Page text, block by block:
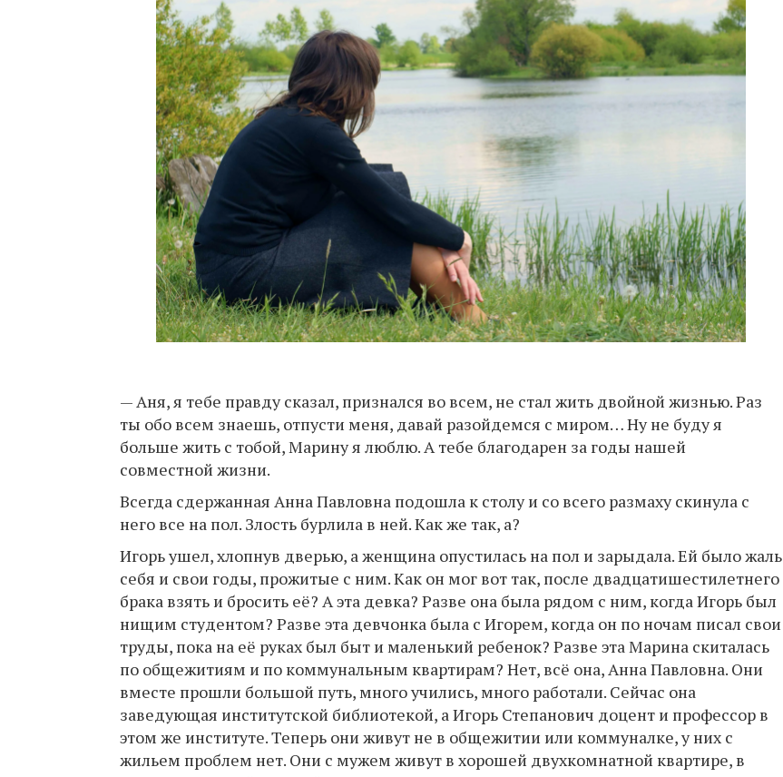
— Аня, я тебе правду сказал, признался во всем, не стал жить двойной жизнью. Раз
ты обо всем знаешь, отпусти меня, давай разойдемся с миром… Ну не буду я
больше жить с тобой, Марину я люблю. А тебе благодарен за годы нашей
совместной жизни.
Всегда сдержанная Анна Павловна подошла к столу и со всего размаху скинула с
него все на пол. Злость бурлила в ней. Как же так, а?
Игорь ушел, хлопнув дверью, а женщина опустилась на пол и зарыдала. Ей было жаль
себя и свои годы, прожитые с ним. Как он мог вот так, после двадцатишестилетнего
брака взять и бросить её? А эта девка? Разве она была рядом с ним, когда Игорь был
нищим студентом? Разве эта девчонка была с Игорем, когда он по ночам писал свои
труды, пока на её руках был быт и маленький ребенок? Разве эта Марина скиталась
по общежитиям и по коммунальным квартирам? Нет, всё она, Анна Павловна. Они
вместе прошли большой путь, много учились, много работали. Сейчас она
заведующая институтской библиотекой, а Игорь Степанович доцент и профессор в
этом же институте. Теперь они живут не в общежитии или коммуналке, у них с
жильем проблем нет. Они с мужем живут в хорошей двухкомнатной квартире, в